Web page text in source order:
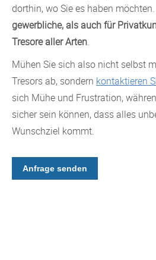
dorthin, wo Sie es haben
gewerbliche, als auch für
Tresore aller Arten.
Mühen Sie sich also nicht selbst
Tresors ab, sondern kontaktieren
sich Mühe und Frustration,
sicher sein können, dass alles
Wunschziel kommt.
Anfrage senden